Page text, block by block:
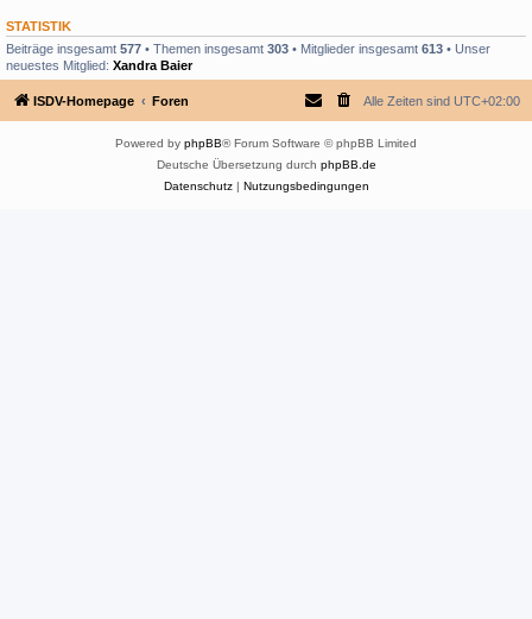
STATISTIK
Beiträge insgesamt 577 • Themen insgesamt 303 • Mitglieder insgesamt 613 • Unser
neuestes Mitglied: Xandra Baier
ISDV-Homepage Foren Alle Zeiten sind UTC+02:00
Powered by phpBB® Forum Software © phpBB Limited
Deutsche Übersetzung durch phpBB.de
Datenschutz| Nutzungsbedingungen